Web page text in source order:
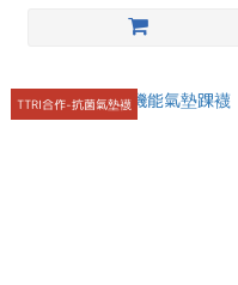
TTRI合作-抗菌氣墊襪